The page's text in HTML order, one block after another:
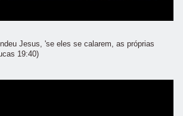
Jesus, 'se eles se calarem, as próprias
19:40)